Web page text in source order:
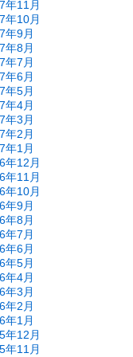
年11月
年10月
年9月
年8月
年7月
年6月
年5月
年4月
年3月
年2月
年1月
年12月
年11月
年10月
年9月
年8月
年7月
年6月
年5月
年4月
年3月
年2月
年1月
年12月
年11月